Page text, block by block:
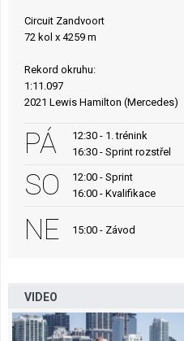
Circuit Zandvoort
72 kol x 4259 m
Rekord okruhu:
1:11.097
2021 Lewis Hamilton (Mercedes)
PÁ
12:30 - 1. trénink
16:30 - Sprint rozstřel
SO
12:00 - Sprint
16:00 - Kvalifikace
NE 15:00 - Závod
VIDEO